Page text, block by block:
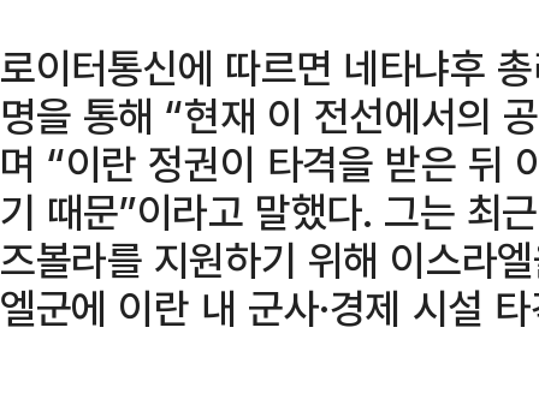
로이터통신에 따르면 네타냐후
명을 통해 “현재 이 전선에서의
며 “이란 정권이 타격을 받은 뒤
기 때문”이라고 말했다. 그는 최
즈볼라를 지원하기 위해 이스라
엘군에 이란 내 군사·경제 시설